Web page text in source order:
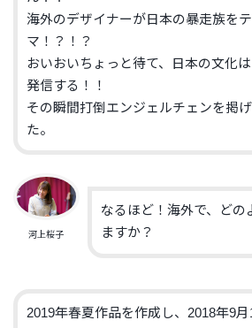
海外のデザイナーが日本の暴走族を
マ！？！？
おいおいちょっと待て、日本の文化
発信する！！
その瞬間打倒エンジェルチェンを掲
た。
河上桜子
なるほど！海外で、どの
ますか？
2019年春夏作品を作成し、2018年9月